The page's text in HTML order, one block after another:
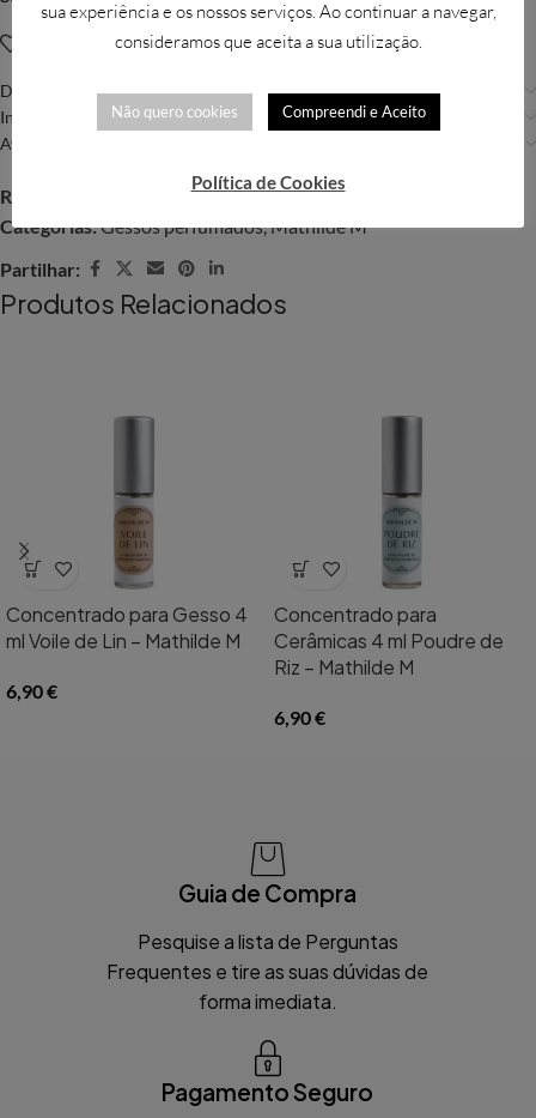
Adicionar à Wishlist
Descrição
Informação adicional
Avaliações (0)
REF:
Categorias:Gessos perfumados,Mathilde M
Partilhar:
Produtos Relacionados
Concentrado para Gesso 4
ml Voile de Lin – Mathilde M
6,90€
Concentrado para
Cerâmicas 4 ml Poudre de
Riz – Mathilde M
6,90€
Guia de Compra
Pesquise a lista de Perguntas
Frequentes e tire as suas dúvidas de
forma imediata.
Pagamento Seguro
sua experiência e os nossos serviços. Ao continuar a navegar,
consideramos que aceita a sua utilização.
Não quero cookies Compreendi e Aceito
Política de Cookies